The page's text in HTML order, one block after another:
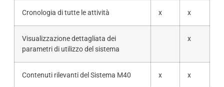
Cronologia di tutte le attività x x
Visualizzazione dettagliata dei
parametri di utilizzo del sistema
x
Contenuti rilevanti del Sistema M40 x x